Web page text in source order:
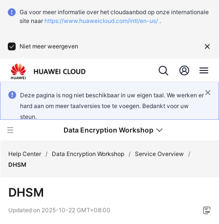
Ga voor meer informatie over het cloudaanbod op onze internationale
site naar https://www.huaweicloud.com/intl/en-us/ .
Niet meer weergeven
Deze pagina is nog niet beschikbaar in uw eigen taal. We werken er
hard aan om meer taalversies toe te voegen. Bedankt voor uw
steun.
Data Encryption Workshop
New
Help Center / Data Encryption Workshop / Service Overview /
DHSM
DHSM
Updated on 2025-10-22 GMT+08:00